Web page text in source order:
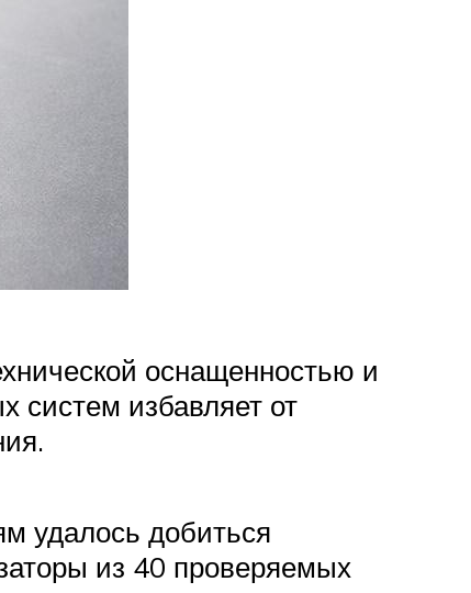
оснащенностью и
систем избавляет от
удалось добиться
из 40 проверяемых